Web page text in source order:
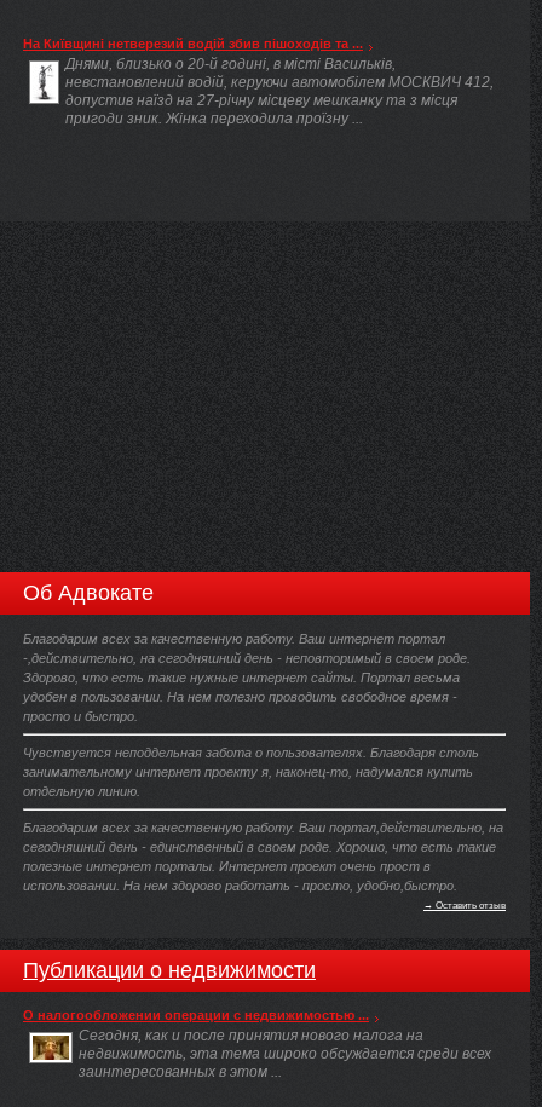
На Київщині нетверезий водій збив пішоходів та ...
Днями, близько о 20-й годині, в місті Васильків,
невстановлений водій, керуючи автомобілем МОСКВИЧ 412,
допустив наїзд на 27-річну місцеву мешканку та з місця
пригоди зник. Жінка переходила проїзну ...
Об Адвокате
Благодарим всех за качественную работу. Ваш интернет портал
-,действительно, на сегодняшний день - неповторимый в своем роде.
Здорово, что есть такие нужные интернет сайты. Портал весьма
удобен в пользовании. На нем полезно проводить свободное время -
просто и быстро.
Чувствуется неподдельная забота о пользователях. Благодаря столь
занимательному интернет проекту я, наконец-то, надумался купить
отдельную линию.
Благодарим всех за качественную работу. Ваш портал,действительно, на
сегодняшний день - единственный в своем роде. Хорошо, что есть такие
полезные интернет порталы. Интернет проект очень прост в
использовании. На нем здорово работать - просто, удобно,быстро.
→ Оставить отзыв
Публикации о недвижимости
О налогообложении операции с недвижимостью ...
Сегодня, как и после принятия нового налога на
недвижимость, эта тема широко обсуждается среди всех
заинтересованных в этом ...